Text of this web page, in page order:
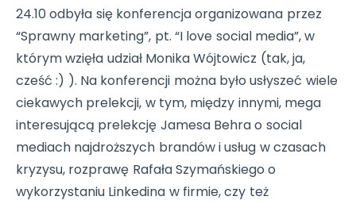
24.10 odbyła się konferencja organizowana przez
“Sprawny marketing”, pt. “I love social media”, w
którym wzięła udział Monika Wójtowicz (tak, ja,
cześć :) ). Na konferencji można było usłyszeć wiele
ciekawych prelekcji, w tym, między innymi, mega
interesującą prelekcję Jamesa Behra o social
mediach najdroższych brandów i usług w czasach
kryzysu, rozprawę Rafała Szymańskiego o
wykorzystaniu Linkedina w firmie, czy też